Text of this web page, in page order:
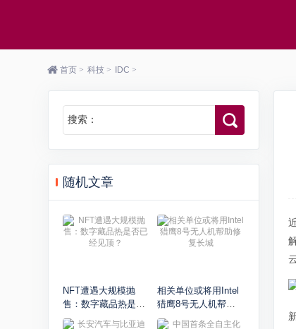
首页 > 科技 > IDC >
搜索：
随机文章
NFT遭遇大规模抛
售：数字藏品热是否
已经见顶？
相关单位或将用Intel
猎鹰8号无人机帮助
修复长城